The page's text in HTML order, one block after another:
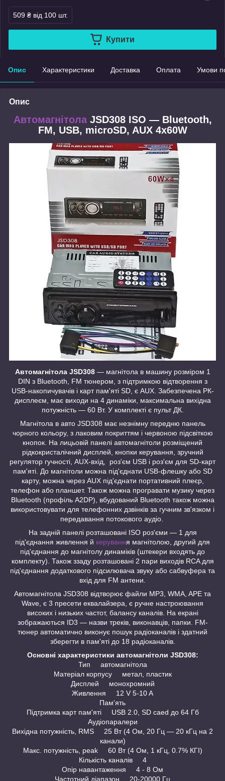
509 ₴ від 100 шт.
Купити
Опис Характеристики Доставка Оплата Умови
Опис
АвтомагнітолаJSD308 ISO — Bluetooth,
FM, USB, microSD, AUX 4x60W
Автомагнітола JSD308— магнітола в машину розміром 1
DIN з Bluetooth, FM тюнером, з підтримкою відтворення з
USB-накопичувачів і карт пам'яті SD, є AUX. Забезпечена РК-
дисплеєм, має виходи на 4 динаміки, максимальна вихідна
потужність — 60 Вт. У комплекті є пульт ДК.
Магнітола в авто JSD308 має незнімну передню панель
чорного кольору, з лаковим покриттям і червоною підсвіткою
кнопок. На лицьовій панелі автомагнітоли розміщений
рідкокристалічний дисплей, кнопки керування, зручний
регулятор гучності, AUX-вхід, роз'єм USB і роз'єм для SD-карт
пам'яті. До магнітоли можна під'єднати USB-флешку або SD
карту, можна через AUX під'єднати портативний плеєр,
телефон або планшет. Також можна програвати музику через
Bluetooth (профіль A2DP), вбудований Bluetooth також можна
використовувати для телефонних дзвінків за гучним зв'язком і
передавання потокового аудіо.
На задній панелі розташовані ISO роз'єми — 1 для
під'єднання живлення й керування магнітолою, другий для
під'єднання до магнітолу динаміків (штекери входять до
комплекту). Також ззаду розташовані 2 пари виходів RCA для
під'єднання додаткового підсилювача звуку або сабвуфера та
вхід для FM антени.
Автомагнітола JSD308 відтворює файли MP3, WMA, APE та
Wave, є 3 пресети еквалайзера, є ручне настроювання
високих і низьких частот, балансу каналів. На екрані
зображаються ID3 — назви треків, виконавців, папки. FM-
тюнер автоматично виконує пошук радіоканалів і здатний
зберегти в пам'яті до 18 радіоканалів.
Основні характеристики автомагнітоли JSD308:
Тип автомагнітола
Матеріал корпусу метал, пластик
Дисплей монохромний
Живлення 12 V 5-10 A
Пам'ять
Підтримка карт пам'яті USB 2.0, SD caed до 64 Гб
Аудіопаралери
Вихідна потужність, RMS 25 Вт (4 Ом, 20 Гц — 20 кГц на 2
канали)
Макс. потужність, peak 60 Вт (4 Ом, 1 кГц, 0.7% КГІ)
Кількість каналів 4
Опір навантаження 4 - 8 Ом
Частотний діапазон 20-20000 Гц